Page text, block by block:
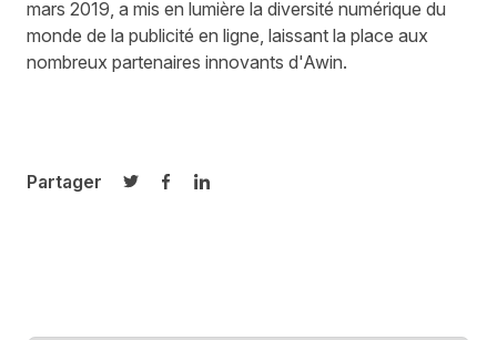
mars 2019, a mis en lumière la diversité numérique du
monde de la publicité en ligne, laissant la place aux
nombreux partenaires innovants d'Awin.
Partager
Partager sur Twitter
Partager sur Facebook
Partager sur LinkedIn